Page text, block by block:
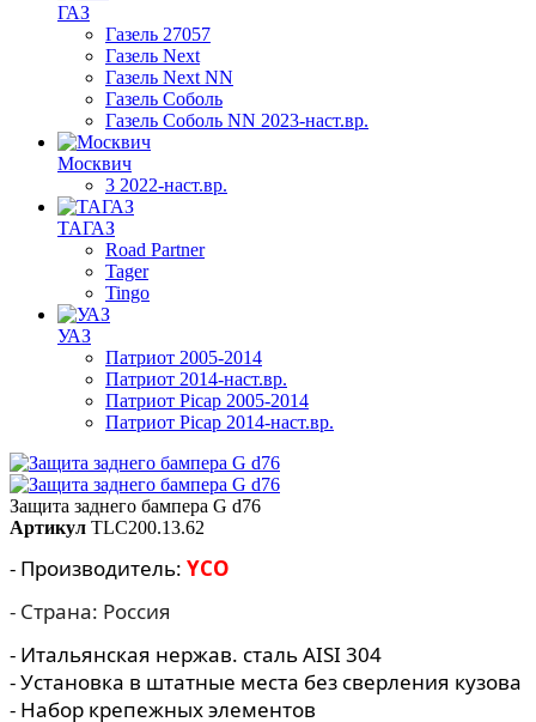
ГАЗ
Газель 27057
Газель Next
Газель Next NN
Газель Соболь
Газель Соболь NN 2023-наст.вр.
Москвич
3 2022-наст.вр.
ТАГАЗ
Road Partner
Tager
Tingo
УАЗ
Патриот 2005-2014
Патриот 2014-наст.вр.
Патриот Picap 2005-2014
Патриот Picap 2014-наст.вр.
Защита заднего бампера G d76
Артикул TLC200.13.62
- Производитель: YCO
- Страна: Россия
- Итальянская нержав. сталь AISI 304
- Установка в штатные места без сверления кузова
- Набор крепежных элементов